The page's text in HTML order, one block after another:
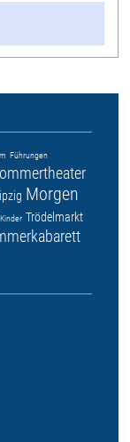
Führungen
Morgen
Kinder Trödelmarkt